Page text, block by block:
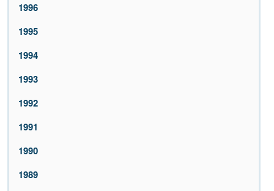
1996
1995
1994
1993
1992
1991
1990
1989